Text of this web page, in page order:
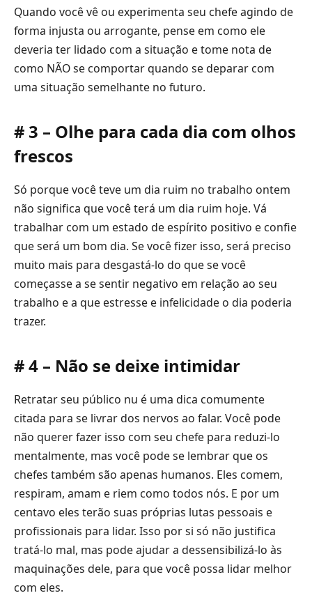
Quando você vê ou experimenta seu chefe agindo de
forma injusta ou arrogante, pense em como ele
deveria ter lidado com a situação e tome nota de
como NÃO se comportar quando se deparar com
uma situação semelhante no futuro.
# 3 – Olhe para cada dia com olhos
frescos
Só porque você teve um dia ruim no trabalho ontem
não significa que você terá um dia ruim hoje. Vá
trabalhar com um estado de espírito positivo e confie
que será um bom dia. Se você fizer isso, será preciso
muito mais para desgastá-lo do que se você
começasse a se sentir negativo em relação ao seu
trabalho e a que estresse e infelicidade o dia poderia
trazer.
# 4 – Não se deixe intimidar
Retratar seu público nu é uma dica comumente
citada para se livrar dos nervos ao falar. Você pode
não querer fazer isso com seu chefe para reduzi-lo
mentalmente, mas você pode se lembrar que os
chefes também são apenas humanos. Eles comem,
respiram, amam e riem como todos nós. E por um
centavo eles terão suas próprias lutas pessoais e
profissionais para lidar. Isso por si só não justifica
tratá-lo mal, mas pode ajudar a dessensibilizá-lo às
maquinações dele, para que você possa lidar melhor
com eles.